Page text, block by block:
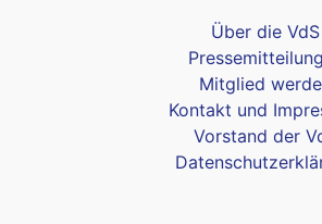
Über die VdS
Mitglied
Kontakt und
Vorstand der